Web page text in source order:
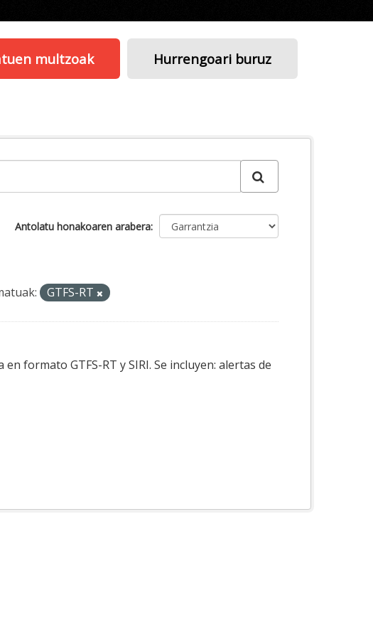
multzoak Hurrengoari buruz
Antolatu honakoaren arabera
GTFS-RT
formato GTFS-RT y SIRI. Se incluyen: alertas de